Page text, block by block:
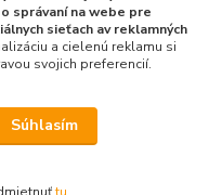
vyhradené
správaní na webe pre
sieťach av reklamných
a cielenú reklamu si
svojich preferencií.
Súhlasím